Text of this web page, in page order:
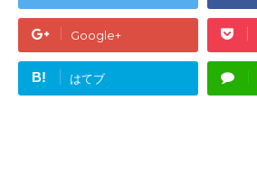
Google+
B! はてブ